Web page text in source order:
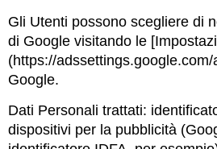
Gli Utenti possono scegliere di
di Google visitando le
(https://
Google.
Dati Personali trattati:
dispositivi per la pubblicità